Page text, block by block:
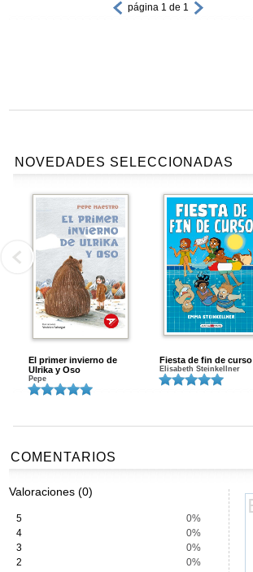
página 1 de 1
NOVEDADES SELECCIONADAS
El primer invierno de
Ulrika y Oso
Pepe
Fiesta de fin de curso
Elisabeth Steinkellner
COMENTARIOS
Valoraciones (0)
5
0%
4
0%
3
0%
2
0%